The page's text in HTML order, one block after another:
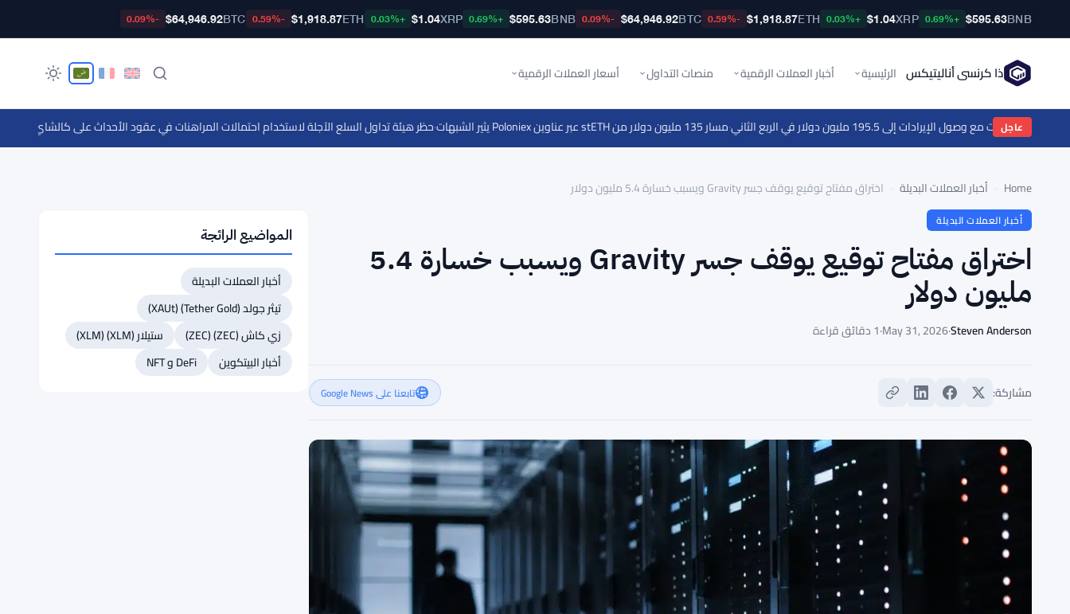
BNB
$595.63
+0.69%
XRP
$1.04
+0.03%
ETH
$1,918.87
-0.59%
BTC
$64,946.92
-0.09%
BNB
$595.63
+0.69%
XRP
$1.04
+0.03%
ETH
$1,918.87
-0.59%
BTC
$64,946.92
-0.09%
ذا كرنسي أناليتيكس الرئيسية أخبار العملات الرقمية منصات التداول أسعار العملات الرقمية
عاجل
الإيرادات إلى 195.5 مليون دولار في الربع الثاني ·مسار 135 مليون دولار من stETH عبر عناوين Poloniex يثير الشبهات ·حظر هيئة تداول السلع الآجلة لاستخدام احتمالات المراهنات في عقود الأحداث على كالشاي
Home أخبار العملات البديلة اختراق مفتاح توقيع يوقف جسر Gravity ويسبب خسارة 5.4 مليون دولار
أخبار العملات البديلة
اختراق مفتاح توقيع يوقف جسر Gravity ويسبب خسارة 5.4
مليون دولار
Steven Anderson
·
May 31, 2026
·1 دقائق قراءة
مشاركة: تابعنا على Google News
المواضيع الرائجة
أخبار العملات البديلة
تيثر جولد (Tether Gold) (XAUt)
زي كاش (ZEC) (ZEC)
ستيلار (XLM) (XLM)
أخبار البيتكوين
DeFi و NFT